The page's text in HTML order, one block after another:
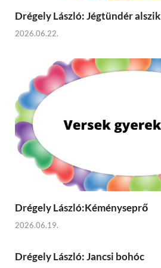
Drégely László: Jégtündér alszik
2026.06.22.
Drégely László:Kéményseprő
2026.06.19.
Drégely László: Jancsi bohóc